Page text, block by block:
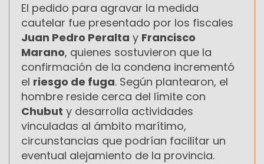
El pedido para agravar la medida
cautelar fue presentado por los fiscales
Juan Pedro Peralta y Francisco
Marano, quienes sostuvieron que la
confirmación de la condena incrementó
el riesgo de fuga. Según plantearon, el
hombre reside cerca del límite con
Chubut y desarrolla actividades
vinculadas al ámbito marítimo,
circunstancias que podrían facilitar un
eventual alejamiento de la provincia.